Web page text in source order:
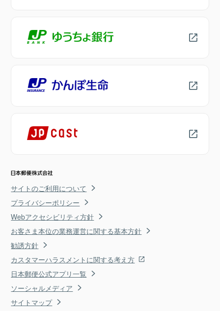
サイトのご利用について
プライバシーポリシー
Webアクセシビリティ方針
お客さま本位の業務運営に関する基本方針
勧誘方針
カスタマーハラスメントに関する考え方
日本郵便公式アプリ一覧
ソーシャルメディア
サイトマップ